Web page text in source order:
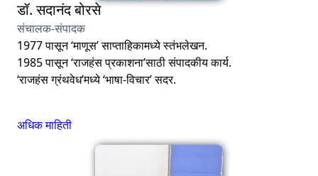
डॉ. सदानंद बोरसे
संचालक-संपादक
1977 पासून ‘माणूस’ साप्ताहिकामध्ये स्तंभलेखन.
1985 पासून ‘राजहंस प्रकाशना’साठी संपादकीय कार्य.
‘राजहंस ग्रंथवेध’मध्ये ‘भाषा-विचार’ सदर.
अधिक माहिती